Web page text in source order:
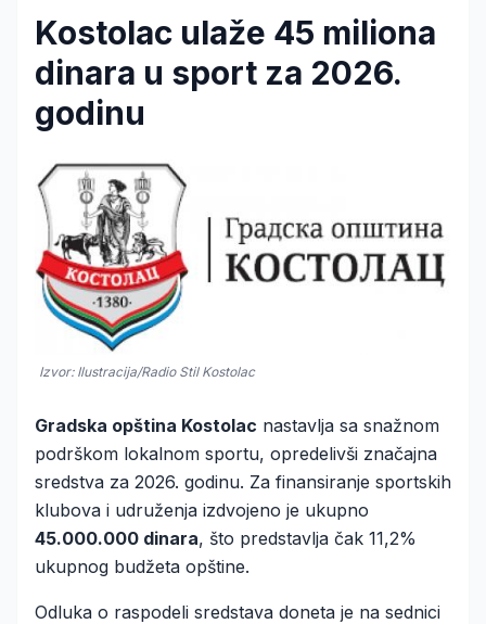
Kostolac ulaže 45 miliona
dinara u sport za 2026.
godinu
Izvor: Ilustracija/Radio Stil Kostolac
Gradska opština Kostolac nastavlja sa snažnom
podrškom lokalnom sportu, opredelivši značajna
sredstva za 2026. godinu. Za finansiranje sportskih
klubova i udruženja izdvojeno je ukupno
45.000.000 dinara, što predstavlja čak 11,2%
ukupnog budžeta opštine.
Odluka o raspodeli sredstava doneta je na sednici